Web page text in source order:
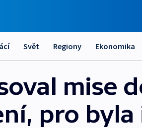
Svět Regiony Ekonomika
mise
pro byla